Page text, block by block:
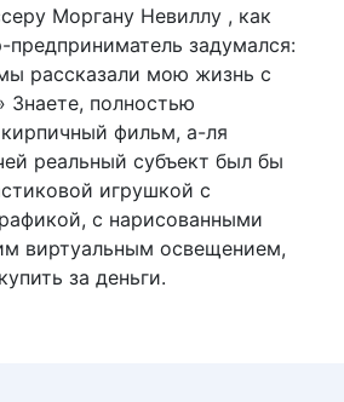
Моргану Невиллу , как
задумался:
рассказали мою жизнь с
полностью
фильм, а-ля
реальный субъект был бы
игрушкой с
с нарисованными
виртуальным освещением,
за деньги.